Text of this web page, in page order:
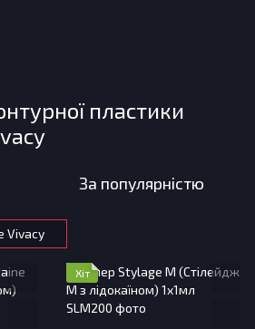
пластики
За популярністю
Vivacy
Хіт